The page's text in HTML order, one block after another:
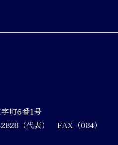
町6番1号
（代表） FAX（084）